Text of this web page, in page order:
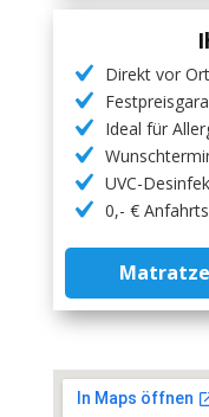
Direkt vor Ort
Ideal für
UVC-
0,- €